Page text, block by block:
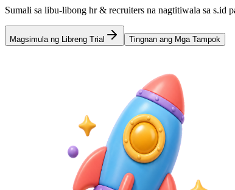
Sumali sa libu-libong hr & recruiters na nagtitiwala sa s.id
Magsimula ng Libreng Trial Tingnan ang Mga Tampok